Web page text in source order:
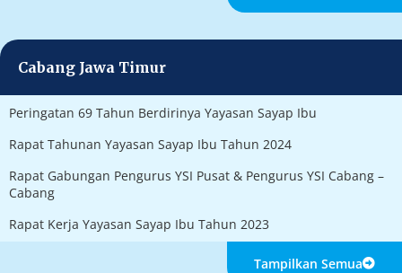
Cabang Jawa Timur
Peringatan 69 Tahun Berdirinya Yayasan Sayap Ibu
Rapat Tahunan Yayasan Sayap Ibu Tahun 2024
Rapat Gabungan Pengurus YSI Pusat & Pengurus YSI Cabang –
Cabang
Rapat Kerja Yayasan Sayap Ibu Tahun 2023
Tampilkan Semua